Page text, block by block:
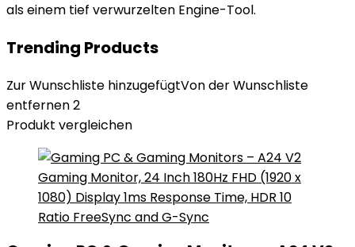
als einem tief verwurzelten Engine-Tool.
Trending Products
Zur Wunschliste hinzugefügtVon der Wunschliste
entfernen2
Produkt vergleichen